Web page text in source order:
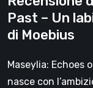
verticale
con
l’anima
di
Past – Un
di Moebius
Maseylia: Echoes
nasce con